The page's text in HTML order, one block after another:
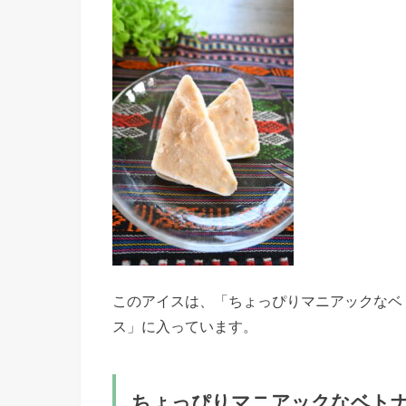
このアイスは、「ちょっぴりマニアックな
ス」に入っています。